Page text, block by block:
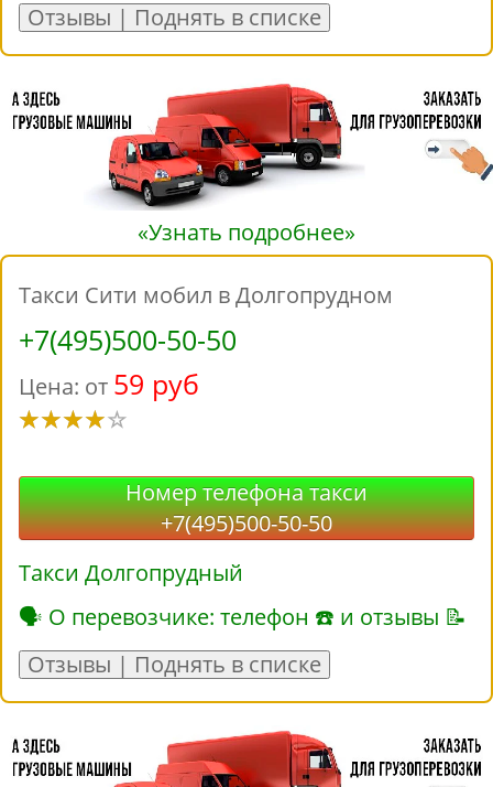
Отзывы | Поднять в списке
«Узнать подробнее»
Такси Сити мобил в Долгопрудном
+7(495)500-50-50
Цена: от 59 руб
Номер телефона такси
+7(495)500-50-50
Такси Долгопрудный
🗣 О перевозчике: телефон ☎ и отзывы 📝
Отзывы | Поднять в списке